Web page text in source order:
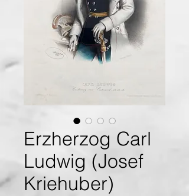
Erzherzog Carl
Ludwig (Josef
Kriehuber)